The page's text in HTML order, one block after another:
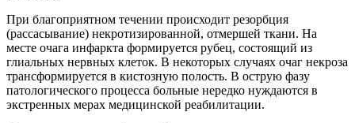
При благоприятном течении происходит резорбция
(рассасывание) некротизированной, отмершей ткани. На
месте очага инфаркта формируется рубец, состоящий из
глиальных нервных клеток. В некоторых случаях очаг некроза
трансформируется в кистозную полость. В острую фазу
патологического процесса больные нередко нуждаются в
экстренных мерах медицинской реабилитации.